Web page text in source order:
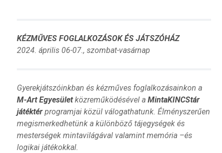
KÉZMŰVES FOGLALKOZÁSOK ÉS JÁTSZÓHÁZ
2024. április 06-07., szombat-vasárnap
Gyerekjátszóinkban és kézműves foglalkozásainkon a
M-Art Egyesületközreműködésével a MintaKINCStár
játéktérprogramjai közül válogathatunk. Élményszerűen
megismerkedhetünk a különböző tájegységek és
mesterségek mintavilágával valamint memória –és
logikai játékokkal.